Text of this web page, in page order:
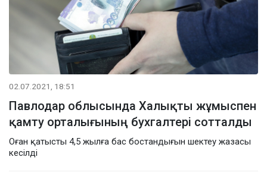
02.07.2021, 18:51
Павлодар облысында Халықты жұмыспен
қамту орталығының бухгалтері сотталды
Оған қатысты 4,5 жылға бас бостандығын шектеу жазасы
кесілді